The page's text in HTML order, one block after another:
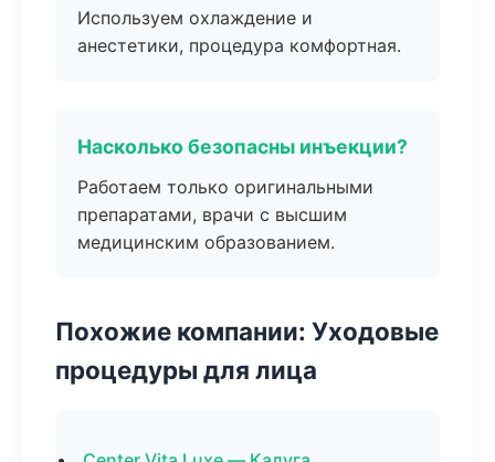
Используем охлаждение и
анестетики, процедура комфортная.
Насколько безопасны инъекции?
Работаем только оригинальными
препаратами, врачи с высшим
медицинским образованием.
Похожие компании: Уходовые
процедуры для лица